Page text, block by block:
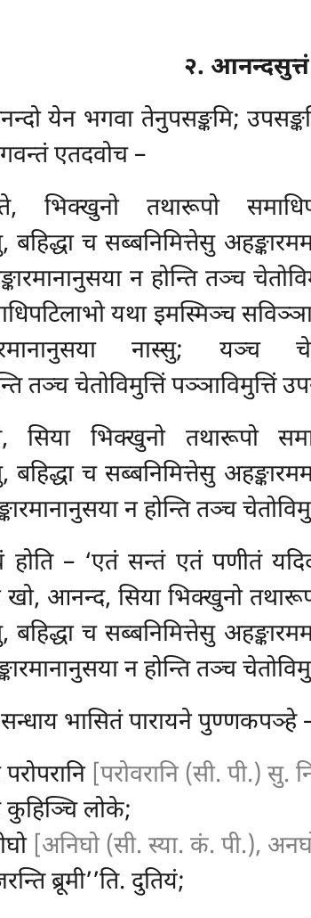
२. आनन्दसुत्तं
येन भगवा तेनुपसङ्कमि;
एतदवोच –
भिक्खुनो तथारूपो
बहिद्धा च सब्बनिमित्तेसु
न होन्ति तञ्च
यथा इमस्मिञ्च
नास्सु; यञ्च
तञ्च चेतोविमुत्तिं पञ्ञाविमुत्तिं
भिक्खुनो तथारूपो
बहिद्धा च सब्बनिमित्तेसु
न होन्ति तञ्च
– ‘एतं सन्तं एतं पणीतं यदिदं
एवं खो, आनन्द, सिया भिक्खुनो
बहिद्धा च सब्बनिमित्तेसु
न होन्ति तञ्च
भासितं पारायने पुण्णकपञ्हे
[परोवरानि (सी. पी.)
कुहिञ्चि लोके;
[अनिघो (सी. स्या. कं. पी.),
ब्रूमी’’ति. दुतियं;